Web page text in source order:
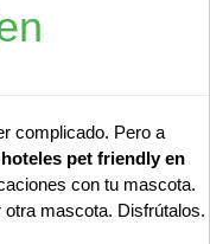
complicado. Pero a
hoteles pet friendly en
con tu mascota.
mascota. Disfrútalos.